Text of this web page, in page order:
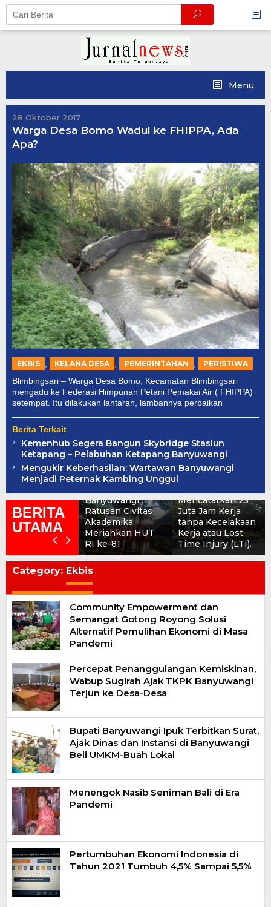
Skip
content
Menu
28 Oktober 2017
Warga Desa Bomo Wadul ke FHIPPA, Ada
Apa?
EKBIS , KELANA DESA , PEMERINTAHAN , PERISTIWA
Blimbingsari – Warga Desa Bomo, Kecamatan Blimbingsari
mengadu ke Federasi Himpunan Petani Pemakai Air ( FHIPPA)
setempat. Itu dilakukan lantaran, lambannya perbaikan
Berita Terkait
Kemenhub Segera Bangun Skybridge Stasiun
Ketapang – Pelabuhan Ketapang Banyuwangi
Mengukir Keberhasilan: Wartawan Banyuwangi
Menjadi Peternak Kambing Unggul
BERITA
UTAMA
Jalan Sehat
Yayasan Puspa
Banyuwangi:
Ratusan Civitas
Akademika
Meriahkan HUT
RI ke-81
Mencatatkan 25
Juta Jam Kerja
tanpa Kecelakaan
Kerja atau Lost-
Time Injury (LTI).
Category: Ekbis
Community Empowerment dan
Semangat Gotong Royong Solusi
Alternatif Pemulihan Ekonomi di Masa
Pandemi
Percepat Penanggulangan Kemiskinan,
Wabup Sugirah Ajak TKPK Banyuwangi
Terjun ke Desa-Desa
Bupati Banyuwangi Ipuk Terbitkan Surat,
Ajak Dinas dan Instansi di Banyuwangi
Beli UMKM-Buah Lokal
Menengok Nasib Seniman Bali di Era
Pandemi
Pertumbuhan Ekonomi Indonesia di
Tahun 2021 Tumbuh 4,5% Sampai 5,5%